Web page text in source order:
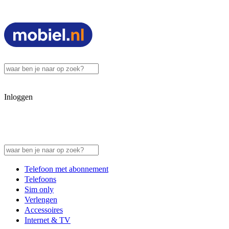
Inloggen
Telefoon met abonnement
Telefoons
Sim only
Verlengen
Accessoires
Internet & TV